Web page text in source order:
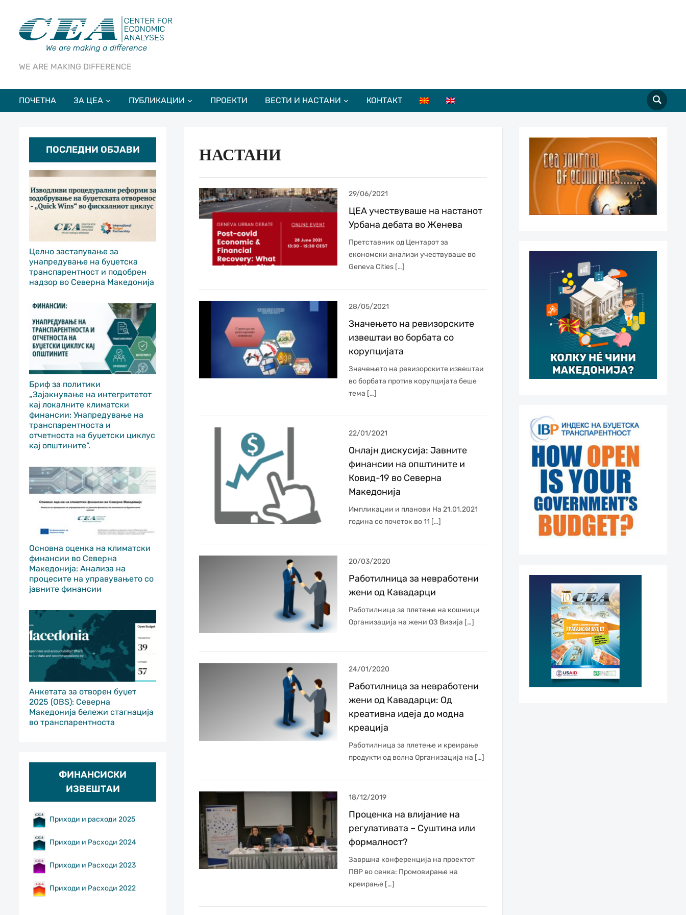
WE ARE MAKING DIFFERENCE
ПОЧЕТНА ЗА ЦЕА ПУБЛИКАЦИИ ПРОЕКТИ ВЕСТИ И НАСТАНИ КОНТАКТ
ПОСЛЕДНИ ОБЈАВИ
Целно застапување за
унапредување на буџетска
транспарентност и подобрен
надзор во Северна Македонија
Бриф за политики
„Зајакнување на интегритетот
кај локалните климатски
финансии: Унапредување на
транспарентноста и
отчетноста на буџетски циклус
кај општините“.
Основна оценка на климатски
финансии во Северна
Македонија: Анализа на
процесите на управувањето со
јавните финансии
Анкетата за отворен буџет
2025 (OBS): Северна
Македонија бележи стагнација
во транспарентноста
ФИНАНСИСКИ
ИЗВЕШТАИ
Приходи и расходи 2025
Приходи и Расходи 2024
Приходи и Расходи 2023
Приходи и Расходи 2022
НАСТАНИ
29/06/2021
ЦЕА учествуваше на настанот
Урбана дебата во Женева
Претставник од Центарот за
економски анализи учествуваше во
Geneva Cities […]
28/05/2021
Значењето на ревизорските
извештаи во борбата со
корупцијата
Значењето на ревизорските извештаи
во борбата против корупцијата беше
тема […]
22/01/2021
Онлајн дискусија: Јавните
финансии на општините и
Ковид-19 во Северна
Македонија
Импликации и планови На 21.01.2021
година со почеток во 11 […]
20/03/2020
Работилница за невработени
жени од Кавадарци
Работилница за плетење на кошници
Организација на жени ОЗ Визија […]
24/01/2020
Работилница за невработени
жени од Кавадарци: Од
креативна идеја до модна
креација
Работилница за плетење и креирање
продукти од волна Организација на […]
18/12/2019
Проценка на влијание на
регулативата – Суштина или
формалност?
Завршна конференција на проектот
ПВР во сенка: Промовирање на
креирање […]